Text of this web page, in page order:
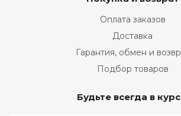
Оплата заказов
Доставка
Гарантия, обмен и
Подбор товаров
Будьте всегда в